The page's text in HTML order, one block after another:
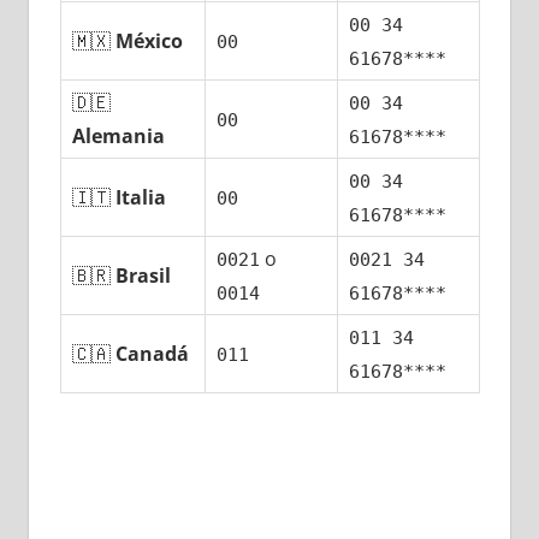
🇲🇽 México 00
00 34
61678****
🇩🇪
Alemania
00
00 34
61678****
🇮🇹 Italia 00
00 34
61678****
🇧🇷 Brasil
0021 ο
0014
0021 34
61678****
🇨🇦 Canadá 011
011 34
61678****